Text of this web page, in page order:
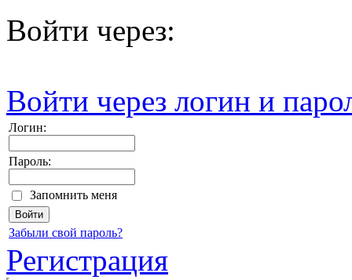
Войти через:
Войти через логин и
Логин:
Пароль:
Запомнить меня
Забыли свой пароль?
Регистрация